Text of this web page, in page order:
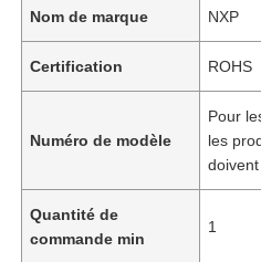
Nom de marque NXP
Certification ROHS
Numéro de modèle
Pour
les
Quantité de
commande min
1